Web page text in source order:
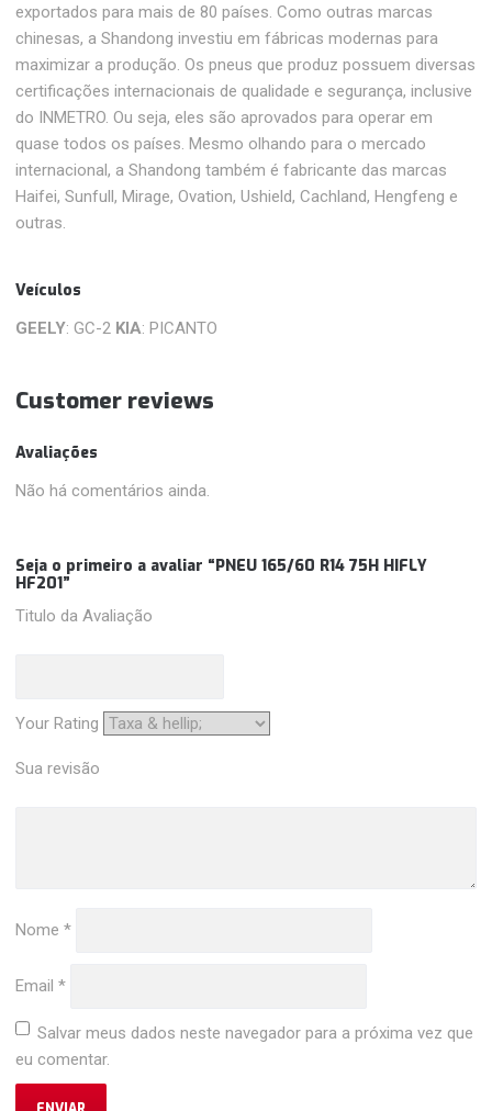
exportados para mais de 80 países. Como outras marcas
chinesas, a Shandong investiu em fábricas modernas para
maximizar a produção. Os pneus que produz possuem diversas
certificações internacionais de qualidade e segurança, inclusive
do INMETRO. Ou seja, eles são aprovados para operar em
quase todos os países. Mesmo olhando para o mercado
internacional, a Shandong também é fabricante das marcas
Haifei, Sunfull, Mirage, Ovation, Ushield, Cachland, Hengfeng e
outras.
Veículos
GEELY: GC-2 KIA: PICANTO
Customer reviews
Avaliações
Não há comentários ainda.
Seja o primeiro a avaliar “PNEU 165/60 R14 75H HIFLY
HF201”
Titulo da Avaliação
Your Rating
Sua revisão
Nome*
Email*
Salvar meus dados neste navegador para a próxima vez que
eu comentar.